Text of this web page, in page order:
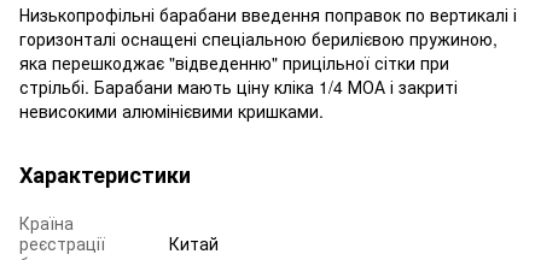
Низькопрофільні барабани введення поправок по вертикалі і
горизонталі оснащені спеціальною берилієвою пружиною,
яка перешкоджає "відведенню" прицільної сітки при
стрільбі. Барабани мають ціну кліка 1/4 МОА і закриті
невисокими алюмінієвими кришками.
Характеристики
Країна
реєстрації
Китай